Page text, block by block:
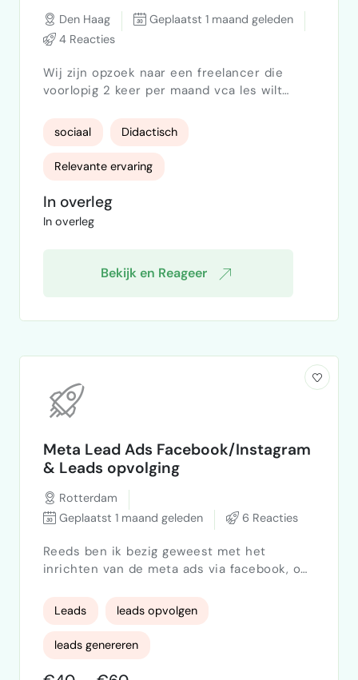
Den Haag
Geplaatst 1 maand geleden
4 Reacties
Wij zijn opzoek naar een freelancer die
voorlopig 2 keer per maand vca les wilt
examen op diezelfde dag gaat om vca-basis
sociaal Didactisch
Relevante ervaring
In overleg
In overleg
Bekijk en Reageer
Meta Lead Ads Facebook/Instagram
& Leads opvolging
Rotterdam
Geplaatst 1 maand geleden
6 Reacties
Reeds ben ik bezig geweest met het
inrichten van de meta ads via facebook, om
instagram. Ik weet dat deze methode als
een trein kan werken, zeker met mijn
following. Echter kreeg ik niet het resultaat
die ik wilde. Ook gaf mijn account een
blockade aan die ik via meerder manieren
Leads leads opvolgen
leads genereren